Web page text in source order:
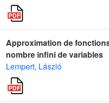
Approximation de
nombre infini de variables
Lempert, László